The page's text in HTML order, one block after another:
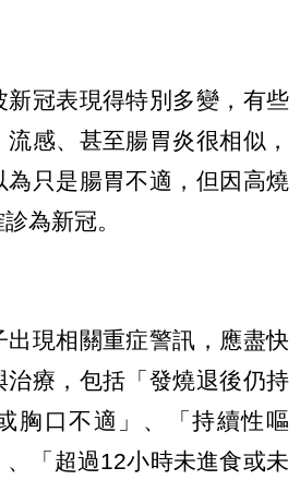
新冠表現得特別多變，有些
感、甚至腸胃炎很相似，
只是腸胃不適，但因高燒
為新冠。
現相關重症警訊，應盡快
治療，包括「發燒退後仍持
胸口不適」、「持續性嘔
「超過12小時未進食或未